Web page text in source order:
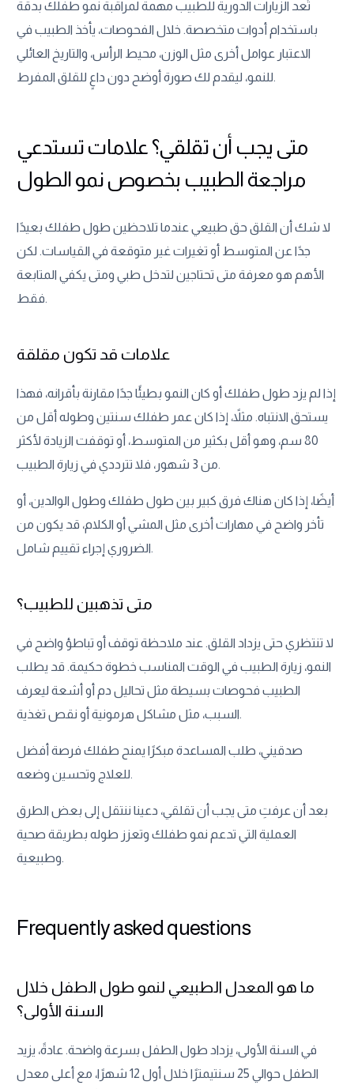
تُعد الزيارات الدورية للطبيب مهمة لمراقبة نمو طفلك بدقة
باستخدام أدوات متخصصة. خلال الفحوصات، يأخذ الطبيب في
الاعتبار عوامل أخرى مثل الوزن، محيط الرأس، والتاريخ العائلي
للنمو، ليقدم لك صورة أوضح دون داعٍ للقلق المفرط.
متى يجب أن تقلقي؟ علامات تستدعي
مراجعة الطبيب بخصوص نمو الطول
لا شك أن القلق حق طبيعي عندما تلاحظين طول طفلك بعيدًا
جدًا عن المتوسط أو تغيرات غير متوقعة في القياسات. لكن
الأهم هو معرفة متى تحتاجين لتدخل طبي ومتى يكفي المتابعة
فقط.
علامات قد تكون مقلقة
إذا لم يزد طول طفلك أو كان النمو بطيئًا جدًا مقارنة بأقرانه، فهذا
يستحق الانتباه. مثلاً، إذا كان عمر طفلك سنتين وطوله أقل من
80 سم، وهو أقل بكثير من المتوسط، أو توقفت الزيادة لأكثر
من 3 شهور، فلا تترددي في زيارة الطبيب.
أيضًا، إذا كان هناك فرق كبير بين طول طفلك وطول الوالدين، أو
تأخر واضح في مهارات أخرى مثل المشي أو الكلام، قد يكون من
الضروري إجراء تقييم شامل.
متى تذهبين للطبيب؟
لا تنتظري حتى يزداد القلق. عند ملاحظة توقف أو تباطؤ واضح في
النمو، زيارة الطبيب في الوقت المناسب خطوة حكيمة. قد يطلب
الطبيب فحوصات بسيطة مثل تحاليل دم أو أشعة ليعرف
السبب، مثل مشاكل هرمونية أو نقص تغذية.
صدقيني، طلب المساعدة مبكرًا يمنح طفلك فرصة أفضل
للعلاج وتحسين وضعه.
بعد أن عرفتِ متى يجب أن تقلقي، دعينا ننتقل إلى بعض الطرق
العملية التي تدعم نمو طفلك وتعزز طوله بطريقة صحية
وطبيعية.
Frequently asked questions
ما هو المعدل الطبيعي لنمو طول الطفل خلال
السنة الأولى؟
في السنة الأولى، يزداد طول الطفل بسرعة واضحة. عادةً، يزيد
الطفل حوالي 25 سنتيمترًا خلال أول 12 شهرًا، مع أعلى معدل